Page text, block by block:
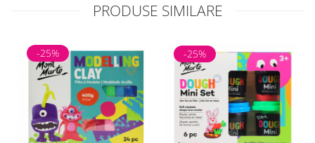
PRODUSE SIMILARE
-25% -25%